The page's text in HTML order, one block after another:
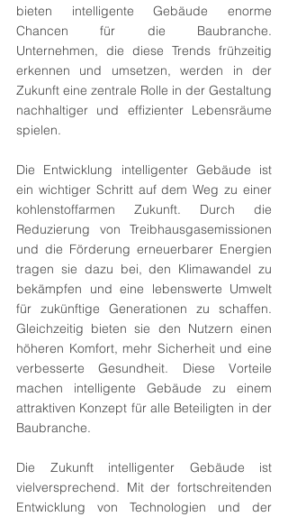
bieten intelligente Gebäude enorme
Chancen für die Baubranche.
Unternehmen, die diese Trends frühzeitig
erkennen und umsetzen, werden in der
Zukunft eine zentrale Rolle in der Gestaltung
nachhaltiger und effizienter Lebensräume
spielen.
Die Entwicklung intelligenter Gebäude ist
ein wichtiger Schritt auf dem Weg zu einer
kohlenstoffarmen Zukunft. Durch die
Reduzierung von Treibhausgasemissionen
und die Förderung erneuerbarer Energien
tragen sie dazu bei, den Klimawandel zu
bekämpfen und eine lebenswerte Umwelt
für zukünftige Generationen zu schaffen.
Gleichzeitig bieten sie den Nutzern einen
höheren Komfort, mehr Sicherheit und eine
verbesserte Gesundheit. Diese Vorteile
machen intelligente Gebäude zu einem
attraktiven Konzept für alle Beteiligten in der
Baubranche.
Die Zukunft intelligenter Gebäude ist
vielversprechend. Mit der fortschreitenden
Entwicklung von Technologien und der